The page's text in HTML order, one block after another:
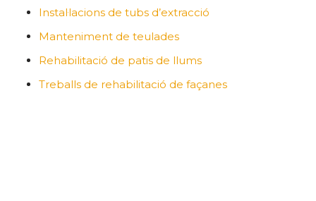
Instal·lacions de tubs d’extracció
Manteniment de teulades
Rehabilitació de patis de llums
Treballs de rehabilitació de façanes